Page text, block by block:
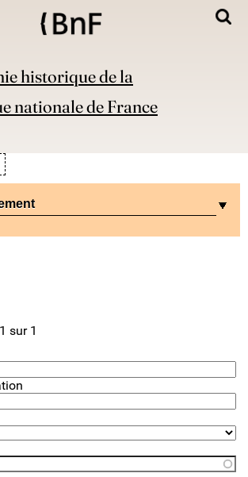
historique de la
nationale de France
sur 1